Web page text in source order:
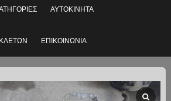
ΑΥΤΟΚΙΝΗΤΑ
ΕΠΙΚΟΙΝΩΝΙΑ